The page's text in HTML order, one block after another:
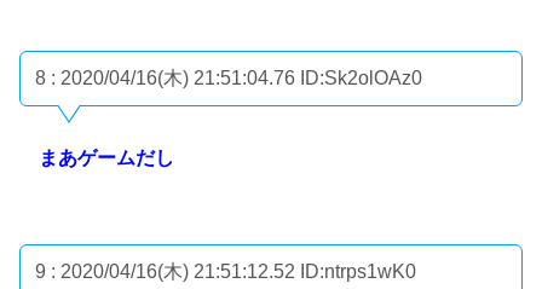
8 : 2020/04/16(木) 21:51:04.76 ID:Sk2olOAz0
まあゲームだし
9 : 2020/04/16(木) 21:51:12.52 ID:ntrps1wK0